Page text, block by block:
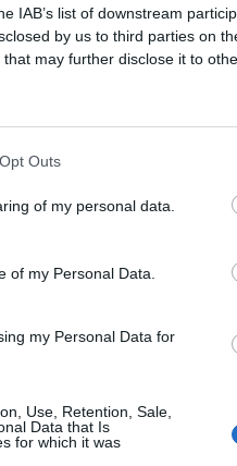
IAB’s list of downstream
by us to third parties on
that may further disclose it to
Outs
of my personal data.
of my Personal Data.
my Personal Data for
Use, Retention, Sale,
Data that Is
for which it was
konnemu do
zarzuty
Oka. Aktywiści z ruchu Dla
zakazu przewozów,
i eksperci weterynarii